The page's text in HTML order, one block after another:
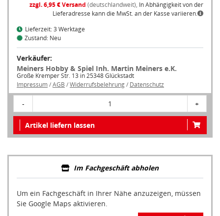
zzgl. 6,95 € Versand (deutschlandweit), In Abhängigkeit von der
Lieferadresse kann die MwSt. an der Kasse variieren.
Lieferzeit: 3 Werktage
Zustand: Neu
Verkäufer:
Meiners Hobby & Spiel Inh. Martin Meiners e.K.
Große Kremper Str. 13 in 25348 Glückstadt
Impressum/AGB /Widerrufsbelehrung/ Datenschutz
- 1 +
Artikel liefern lassen
Im Fachgeschäft abholen
Um ein Fachgeschäft in Ihrer Nähe anzuzeigen, müssen
Sie Google Maps aktivieren.